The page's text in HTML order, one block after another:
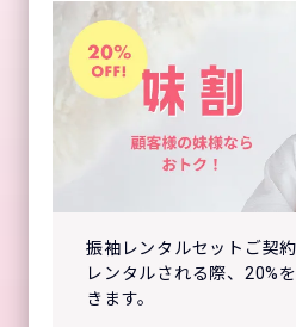
振袖レンタルセットご契
レンタルされる際、20%
きます。